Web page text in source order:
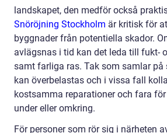
landskapet, den medför också
Snöröjning Stockholm är kritisk för
byggnader från potentiella skador.
avlägsnas i tid kan det leda till fukt-
samt farliga ras. Tak som samlar på
kan överbelastas och i vissa fall
kostsamma reparationer och fara
under eller omkring.
För personer som rör sig i närheten